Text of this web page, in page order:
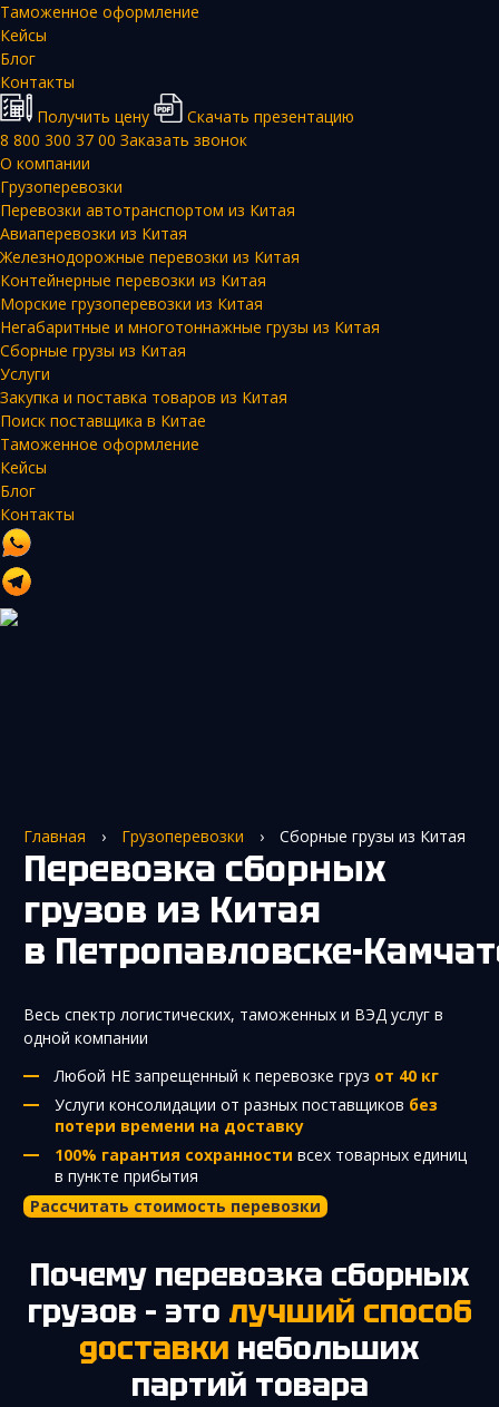
Таможенное оформление
Кейсы
Блог
Контакты
Получить цену
Скачать презентацию
8 800 300 37 00 Заказать звонок
О компании
Грузоперевозки
Перевозки автотранспортом из Китая
Авиаперевозки из Китая
Железнодорожные перевозки из Китая
Контейнерные перевозки из Китая
Морские грузоперевозки из Китая
Негабаритные и многотоннажные грузы из Китая
Сборные грузы из Китая
Услуги
Закупка и поставка товаров из Китая
Поиск поставщика в Китае
Таможенное оформление
Кейсы
Блог
Контакты
Главная › Грузоперевозки › Сборные грузы из Китая
Перевозка сборных
грузов из Китая
в Петропавловске-
Весь спектр логистических, таможенных и ВЭД услуг в
одной компании
Любой НЕ запрещенный к перевозке груз от 40 кг
Услуги консолидации от разных поставщиков без
потери времени на доставку
100% гарантия сохранности всех товарных единиц
в пункте прибытия
Рассчитать стоимость перевозки
Почему перевозка сборных
грузов – это лучший способ
доставки небольших
партий товара